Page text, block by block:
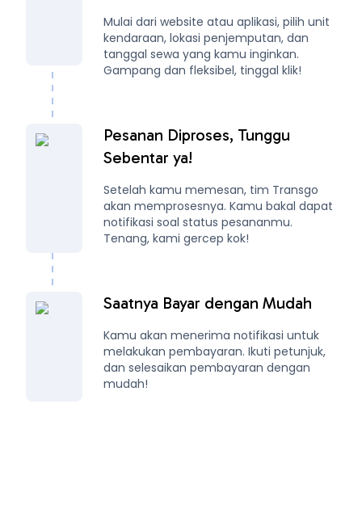
Mulai dari website atau aplikasi, pilih unit
kendaraan, lokasi penjemputan, dan
tanggal sewa yang kamu inginkan.
Gampang dan fleksibel, tinggal klik!
Pesanan Diproses, Tunggu
Sebentar ya!
Setelah kamu memesan, tim Transgo
akan memprosesnya. Kamu bakal dapat
notifikasi soal status pesananmu.
Tenang, kami gercep kok!
Saatnya Bayar dengan Mudah
Kamu akan menerima notifikasi untuk
melakukan pembayaran. Ikuti petunjuk,
dan selesaikan pembayaran dengan
mudah!